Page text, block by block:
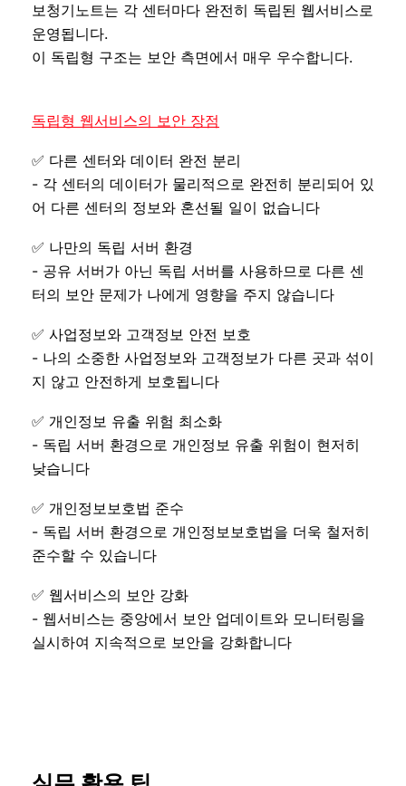
보청기노트는 각 센터마다 완전히 독립된 웹서비스로
운영됩니다.
이 독립형 구조는 보안 측면에서 매우 우수합니다.
독립형 웹서비스의 보안 장점
✅ 다른 센터와 데이터 완전 분리
- 각 센터의 데이터가 물리적으로 완전히 분리되어 있
어 다른 센터의 정보와 혼선될 일이 없습니다
✅ 나만의 독립 서버 환경
- 공유 서버가 아닌 독립 서버를 사용하므로 다른 센
터의 보안 문제가 나에게 영향을 주지 않습니다
✅ 사업정보와 고객정보 안전 보호
- 나의 소중한 사업정보와 고객정보가 다른 곳과 섞이
지 않고 안전하게 보호됩니다
✅ 개인정보 유출 위험 최소화
- 독립 서버 환경으로 개인정보 유출 위험이 현저히
낮습니다
✅ 개인정보보호법 준수
- 독립 서버 환경으로 개인정보보호법을 더욱 철저히
준수할 수 있습니다
✅ 웹서비스의 보안 강화
- 웹서비스는 중앙에서 보안 업데이트와 모니터링을
실시하여 지속적으로 보안을 강화합니다